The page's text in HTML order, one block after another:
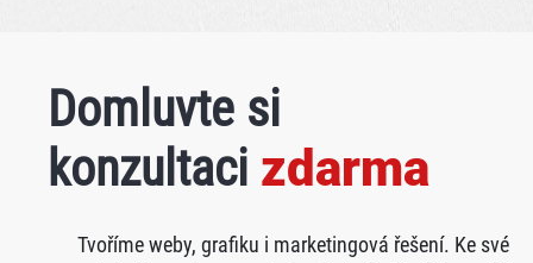
Domluvte si
konzultaci zdarma
Tvoříme weby, grafiku i marketingová řešení. Ke své